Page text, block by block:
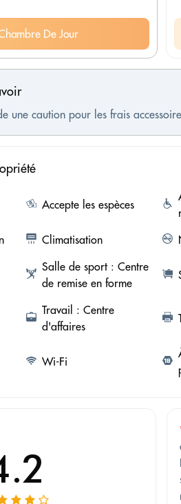
De Jour
une caution pour les frais
Accepte les espèces
Climatisation
Salle de sport : Centre
de remise en forme
Travail : Centre
d'affaires
Wi-Fi